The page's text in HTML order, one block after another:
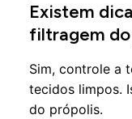
Existem
filtragem
Sim, controle a
tecidos limpos.
do própolis.